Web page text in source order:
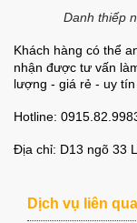
Danh thiếp
Khách hàng có thể
nhận được tư vấn
lượng - giá rẻ - uy tín
Hotline:
Địa chỉ: D13 ngõ 33
Dịch vụ liên